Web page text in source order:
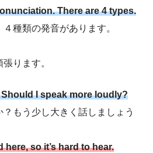
There are 4 types.
種類の発音があります。
ります。
I speak more loudly?
もう少し大きく話しましょう
here, so it’s hard to hear.